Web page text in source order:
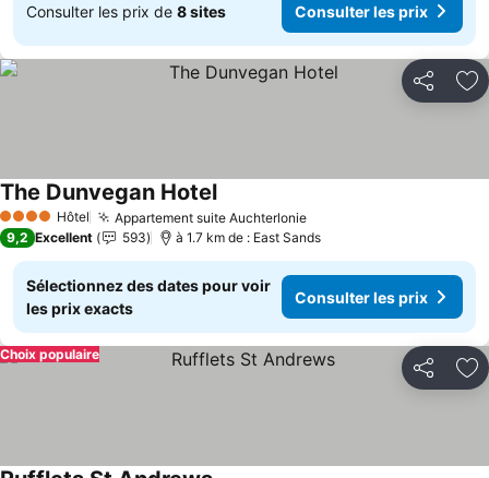
Consulter les prix de 8 sites Consulter les prix
Partager
4 Étoiles Hôtel Appartement suite AuchterlonieConsulter les prix
The Dunvegan HotelConsulter les prix
9,2 Excellent 593 à 1.7 km de : East Sands
Sélectionnez des dates pour voir
les prix exacts
Consulter les prix
Partager
Choix populaire